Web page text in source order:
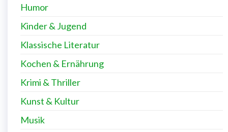
Humor
Kinder & Jugend
Klassische Literatur
Kochen & Ernährung
Krimi & Thriller
Kunst & Kultur
Musik